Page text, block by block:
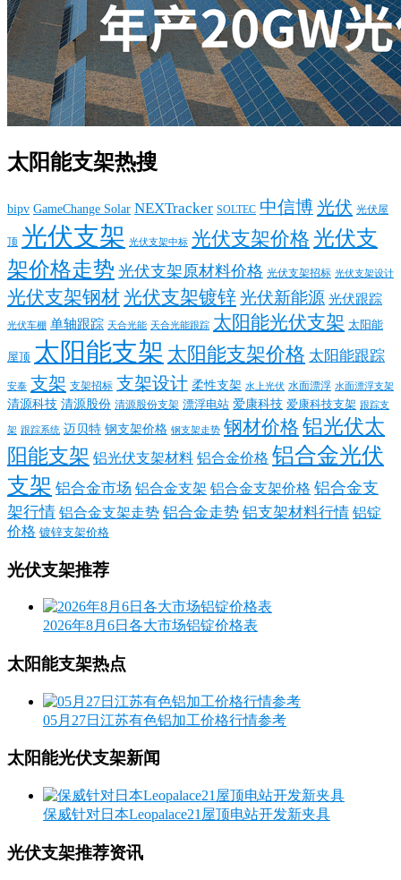
太阳能支架热搜
bipv GameChange Solar NEXTracker SOLTEC 中信博光伏 光伏屋
顶 光伏支架 光伏支架中标 光伏支架价格 光伏支
架价格走势 光伏支架原材料价格 光伏支架招标 光伏支架设计
光伏支架钢材光伏支架镀锌光伏新能源 光伏跟踪
光伏车棚 单轴跟踪 天合光能 天合光能跟踪 太阳能光伏支架 太阳能
屋顶 太阳能支架 太阳能支架价格 太阳能跟踪
安泰 支架 支架招标 支架设计 柔性支架 水上光伏 水面漂浮 水面漂浮支架
清源科技 清源股份 清源股份支架 漂浮电站 爱康科技 爱康科技支架 跟踪支
架 跟踪系统 迈贝特 钢支架价格 钢支架走势 钢材价格 铝光伏太
阳能支架 铝光伏支架材料 铝合金价格 铝合金光伏
支架 铝合金市场 铝合金支架 铝合金支架价格 铝合金支
架行情 铝合金支架走势 铝合金走势 铝支架材料行情 铝锭
价格 镀锌支架价格
光伏支架推荐
2026年8月6日各大市场铝锭价格表
太阳能支架热点
05月27日江苏有色铝加工价格行情参考
太阳能光伏支架新闻
保威针对日本Leopalace21屋顶电站开发新夹具
光伏支架推荐资讯